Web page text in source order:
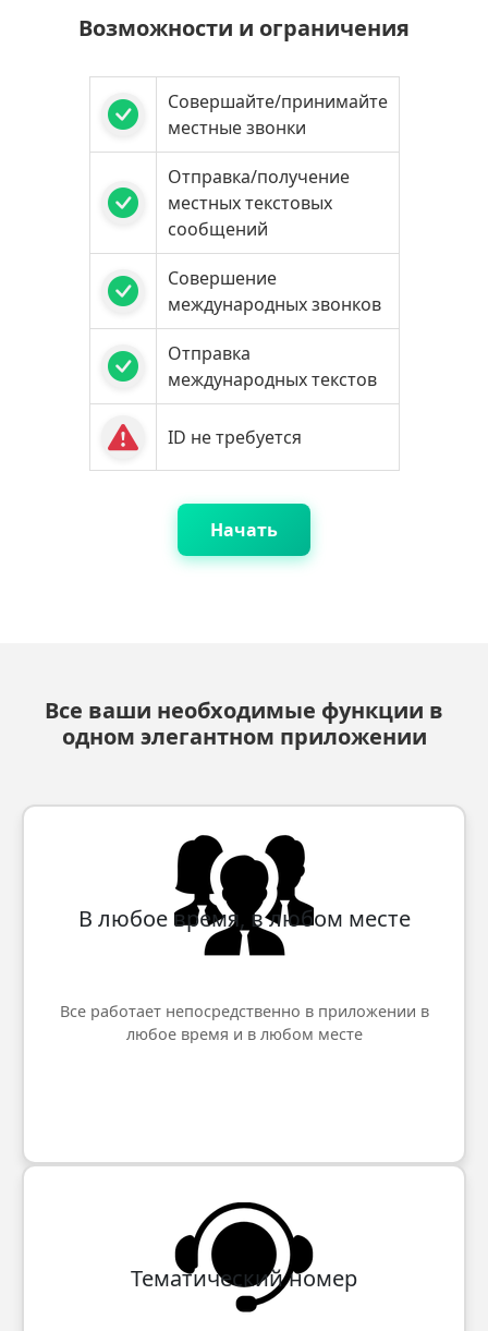
Возможности и ограничения
Совершайте/принимайте
местные звонки
Отправка/получение
местных текстовых
сообщений
Совершение
международных звонков
Отправка
международных текстов
ID не требуется
Начать
Все ваши необходимые функции в
одном элегантном приложении
В любое время, в любом месте
Все работает непосредственно в приложении в
любое время и в любом месте
Тематический номер